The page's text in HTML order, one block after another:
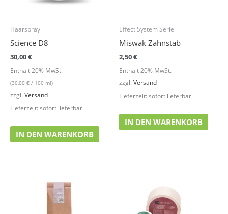
Haarspray
Science D8
30,00€
Enthält 20% MwSt.
(30,00 € / 100 ml)
zzgl. Versand
Lieferzeit: sofort lieferbar
IN DEN WARENKORB
Effect System Serie
Miswak Zahnstab
2,50€
Enthält 20% MwSt.
zzgl. Versand
Lieferzeit: sofort lieferbar
IN DEN WARENKORB